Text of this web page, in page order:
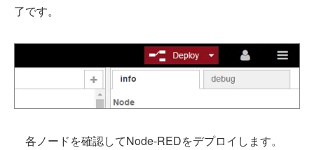
了です。
各ノードを確認してNode-REDをデプロイします。